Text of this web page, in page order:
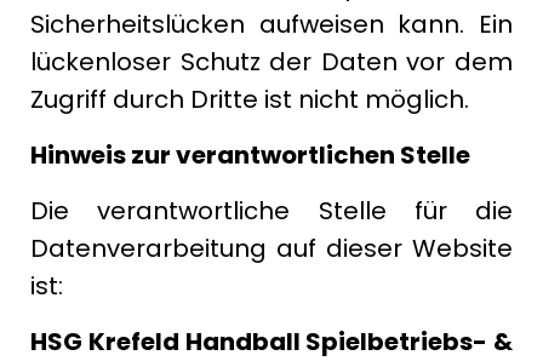
Sicherheitslücken aufweisen kann. Ein
lückenloser Schutz der Daten vor dem
Zugriff durch Dritte ist nicht möglich.
Hinweis zur verantwortlichen Stelle
Die verantwortliche Stelle für die
Datenverarbeitung auf dieser Website
ist:
HSG Krefeld Handball Spielbetriebs- &